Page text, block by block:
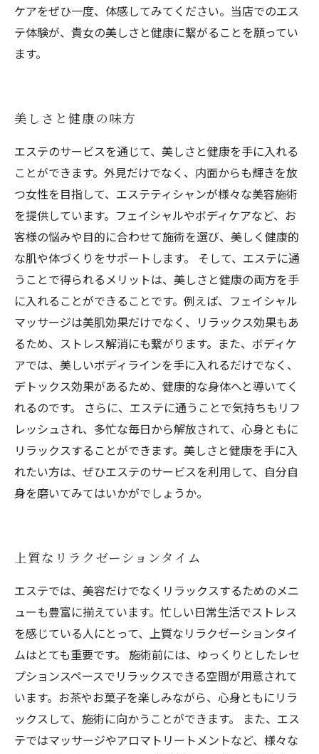
ケアをぜひ一度、体感してみてください。当店でのエス
テ体験が、貴女の美しさと健康に繋がることを願ってい
ます。
美しさと健康の味方
エステのサービスを通じて、美しさと健康を手に入れる
ことができます。外見だけでなく、内面からも輝きを放
つ女性を目指して、エステティシャンが様々な美容施術
を提供しています。フェイシャルやボディケアなど、お
客様の悩みや目的に合わせて施術を選び、美しく健康的
な肌や体づくりをサポートします。 そして、エステに通
うことで得られるメリットは、美しさと健康の両方を手
に入れることができることです。例えば、フェイシャル
マッサージは美肌効果だけでなく、リラックス効果もあ
るため、ストレス解消にも繋がります。また、ボディケ
アでは、美しいボディラインを手に入れるだけでなく、
デトックス効果があるため、健康的な身体へと導いてく
れるのです。 さらに、エステに通うことで気持ちもリフ
レッシュされ、多忙な毎日から解放されて、心身ともに
リラックスすることができます。美しさと健康を手に入
れたい方は、ぜひエステのサービスを利用して、自分自
身を磨いてみてはいかがでしょうか。
上質なリラクゼーションタイム
エステでは、美容だけでなくリラックスするためのメニ
ューも豊富に揃えています。忙しい日常生活でストレス
を感じている人にとって、上質なリラクゼーションタイ
ムはとても重要です。 施術前には、ゆっくりとしたレセ
プションスペースでリラックスできる空間が用意されて
います。お茶やお菓子を楽しみながら、心身ともにリラ
ックスして、施術に向かうことができます。 また、エス
テではマッサージやアロマトリートメントなど、様々な